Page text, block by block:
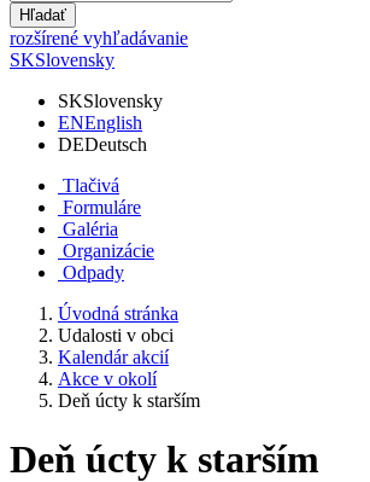
Hľadať
rozšírené vyhľadávanie
SKSlovensky
SKSlovensky
ENEnglish
DEDeutsch
Tlačivá
Formuláre
Galéria
Organizácie
Odpady
Úvodná stránka
Udalosti v obci
Kalendár akcií
Akce v okolí
Deň úcty k starším
Deň úcty k starším